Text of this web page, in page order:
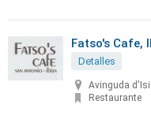
Fatso's Cafe,
Detalles
Avinguda
Restaurante